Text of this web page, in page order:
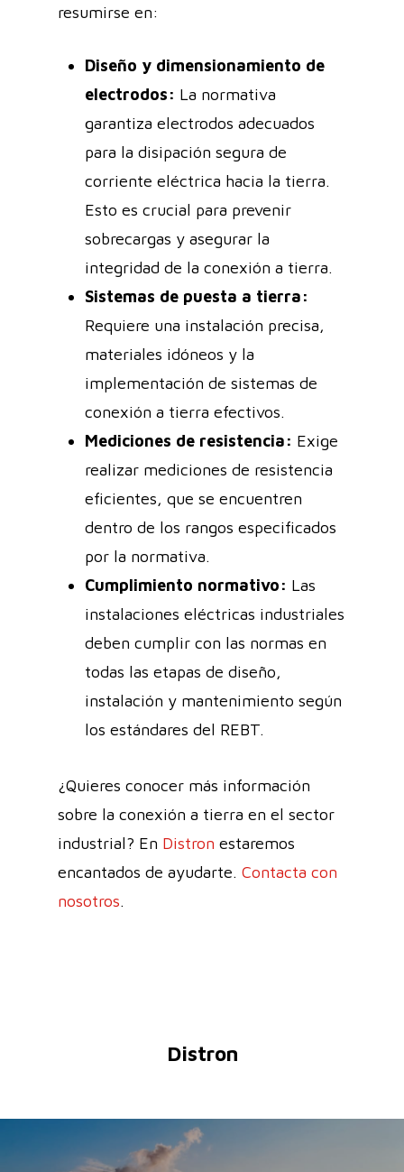
resumirse en:
Diseño y dimensionamiento de
electrodos: La normativa
garantiza electrodos adecuados
para la disipación segura de
corriente eléctrica hacia la tierra.
Esto es crucial para prevenir
sobrecargas y asegurar la
integridad de la conexión a tierra.
Sistemas de puesta a tierra:
Requiere una instalación precisa,
materiales idóneos y la
implementación de sistemas de
conexión a tierra efectivos.
Mediciones de resistencia: Exige
realizar mediciones de resistencia
eficientes, que se encuentren
dentro de los rangos especificados
por la normativa.
Cumplimiento normativo: Las
instalaciones eléctricas industriales
deben cumplir con las normas en
todas las etapas de diseño,
instalación y mantenimiento según
los estándares del REBT.
¿Quieres conocer más información
sobre la conexión a tierra en el sector
industrial? En Distron estaremos
encantados de ayudarte. Contacta con
nosotros.
Distron